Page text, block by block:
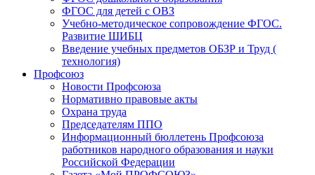
ФГОС для детей с ОВЗ
Учебно-методическое сопровождение ФГОС.
Развитие ШИБЦ
Введение учебных предметов ОБЗР и Труд (
технология)
Профсоюз
Новости Профсоюза
Нормативно правовые акты
Охрана труда
Председателям ППО
Информационный бюллетень Профсоюза
работников народного образования и науки
Российской Федерации